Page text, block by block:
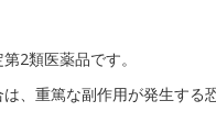
2類医薬品です。
、重篤な副作用が発生する